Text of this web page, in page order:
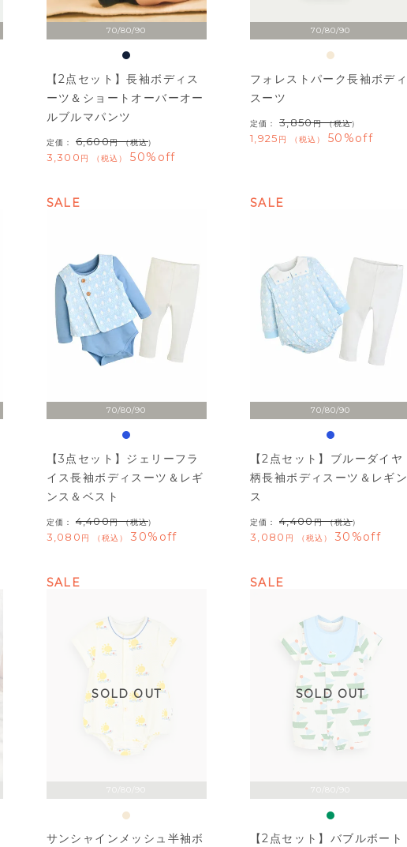
70/80/90
【2点セット】長袖ボディス
ーツ＆ショートオーバーオー
ルブルマパンツ
定価： 6,600 （税込）
3,300 税込 50%off
70/80/90
フォレストパーク長袖ボディ
スーツ
定価： 3,850 （税込）
1,925 税込 50%off
70/80/90
SALE
【3点セット】ジェリーフラ
イス長袖ボディスーツ＆レギ
ンス＆ベスト
定価： 4,400 （税込）
3,080 税込 30%off
70/80/90
SALE
【2点セット】ブルーダイヤ
柄長袖ボディスーツ＆レギン
ス
定価： 4,400 （税込）
3,080 税込 30%off
70/80/90
SOLD OUT
SALE
サンシャインメッシュ半袖ボ
70/80/90
SOLD OUT
SALE
【2点セット】バブルボート